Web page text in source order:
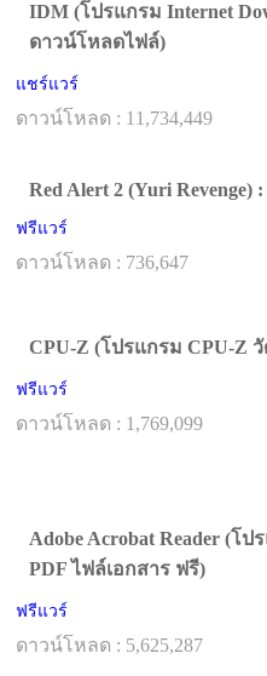
IDM (โปรแกรม Internet
ดาวน์โหลดไฟล์)
แชร์แวร์
ดาวน์โหลด : 11,734,449
Red Alert 2 (Yuri Revenge)
ฟรีแวร์
ดาวน์โหลด : 736,647
CPU-Z (โปรแกรม CPU-Z
ฟรีแวร์
ดาวน์โหลด : 1,769,099
Adobe Acrobat Reader (โ
PDF ไฟล์เอกสาร ฟรี)
ฟรีแวร์
ดาวน์โหลด : 5,625,287